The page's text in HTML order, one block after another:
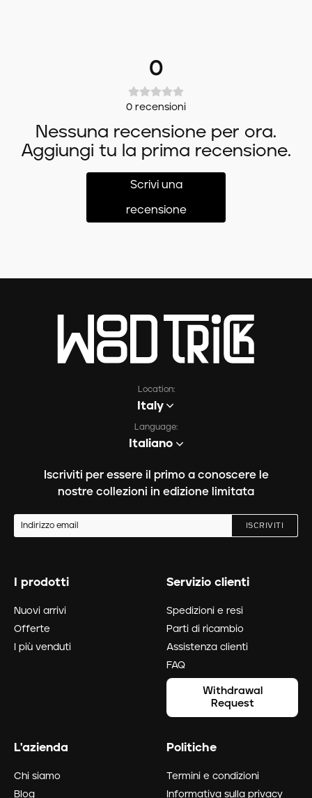
0
0 recensioni
Nessuna recensione per ora.
Aggiungi tu la prima recensione.
Scrivi una
recensione
Location:
Italy
Language:
Italiano
Iscriviti per essere il primo a conoscere le
nostre collezioni in edizione limitata
ISCRIVITI
Menù
di
pagina
I prodotti
Nuovi arrivi
Offerte
I più venduti
Servizio clienti
Spedizioni e resi
Parti di ricambio
Assistenza clienti
FAQ
Withdrawal
Request
L'azienda
Chi siamo
Blog
Politiche
Termini e condizioni
Informativa sulla privacy